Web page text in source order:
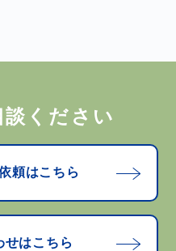
ください
頼はこちら
せはこちら